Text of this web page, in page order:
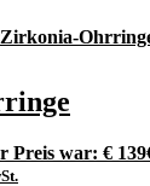
Preis war: € 139